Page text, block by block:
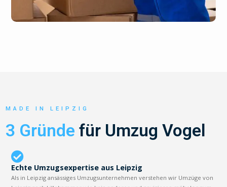
MADE IN LEIPZIG
3 Gründe für Umzug Vogel
Echte Umzugsexpertise aus Leipzig
Als in Leipzig ansässiges Umzugsunternehmen verstehen wir Umzüge von